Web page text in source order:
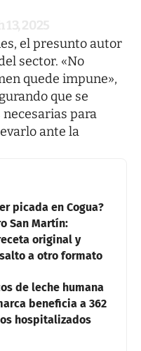
el presunto autor
sector. «No
quede impune»,
que se
para
ante la
picada en Cogua?
San Martín:
original y
a otro formato
de leche humana
beneficia a 362
hospitalizados